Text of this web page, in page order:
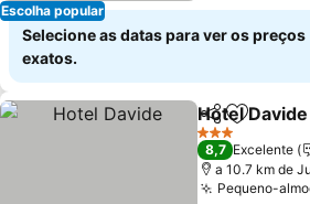
Escolha popular
Selecione as datas para ver os preços
exatos.
Partilhar
Hotel Davide
3 Estrelas
8,7 Excelente
a 10.7 km de
Pequeno-